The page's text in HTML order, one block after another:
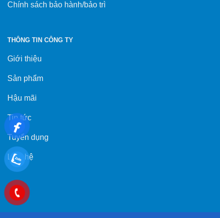
Chính sách bảo hành/bảo trì
THÔNG TIN CÔNG TY
Giới thiệu
Sản phẩm
Hậu mãi
Tin tức
Tuyển dụng
Liên hệ